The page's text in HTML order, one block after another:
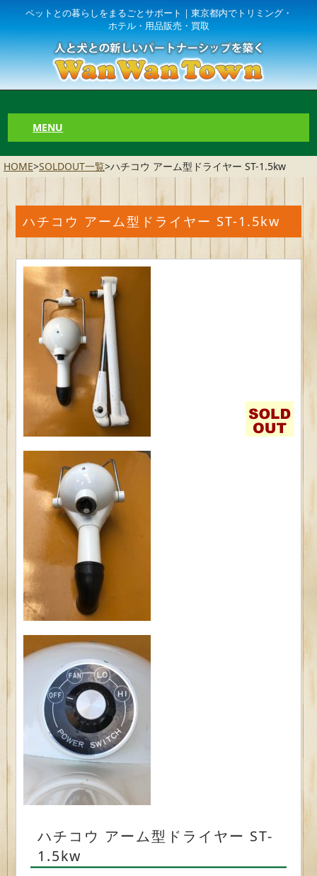
ペットとの暮らしをまるごとサポート｜東京都内でトリミング・
ホテル・用品販売・買取
MENU
HOME>SOLDOUT一覧>ハチコウ アーム型ドライヤー ST-1.5kw
ハチコウ アーム型ドライヤー ST-1.5kw
ハチコウ アーム型ドライヤー ST-
1.5kw